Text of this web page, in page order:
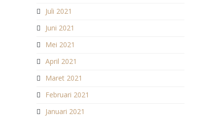
Juli 2021
Juni 2021
Mei 2021
April 2021
Maret 2021
Februari 2021
Januari 2021